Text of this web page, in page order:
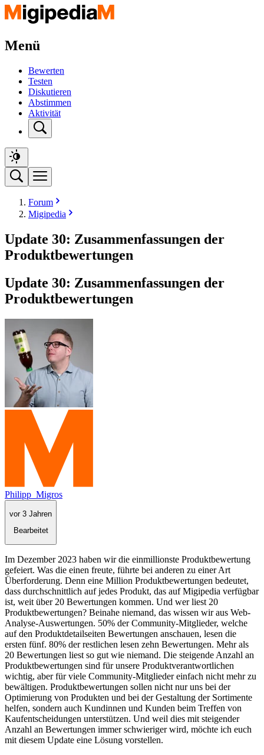
Menü
Bewerten
Testen
Diskutieren
Abstimmen
Aktivität
Forum
Migipedia
Update 30: Zusammenfassungen der
Produktbewertungen
Update 30: Zusammenfassungen der
Produktbewertungen
Philipp_Migros
vor 3 Jahren
Bearbeitet
Im Dezember 2023 haben wir die einmillionste Produktbewertung
gefeiert. Was die einen freute, führte bei anderen zu einer Art
Überforderung. Denn eine Million Produktbewertungen bedeutet,
dass durchschnittlich auf jedes Produkt, das auf Migipedia verfügbar
ist, weit über 20 Bewertungen kommen. Und wer liest 20
Produktbewertungen? Beinahe niemand, das wissen wir aus Web-
Analyse-Auswertungen. 50% der Community-Mitglieder, welche
auf den Produktdetailseiten Bewertungen anschauen, lesen die
ersten fünf. 80% der restlichen lesen zehn Bewertungen. Mehr als
20 Bewertungen liest so gut wie niemand. Die steigende Anzahl an
Produktbewertungen sind für unsere Produktverantwortlichen
wichtig, aber für viele Community-Mitglieder einfach nicht mehr zu
bewältigen. Produktbewertungen sollen nicht nur uns bei der
Optimierung von Produkten und bei der Gestaltung der Sortimente
helfen, sondern auch Kundinnen und Kunden beim Treffen von
Kaufentscheidungen unterstützen. Und weil dies mit steigender
Anzahl an Bewertungen immer schwieriger wird, möchte ich euch
mit diesem Update eine Lösung vorstellen.